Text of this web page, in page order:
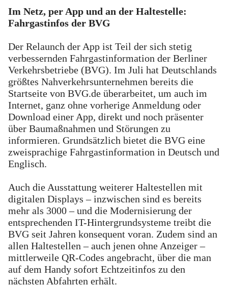
Im Netz, per App und an der Haltestelle:
Fahrgastinfos der BVG
Der Relaunch der App ist Teil der sich stetig
verbessernden Fahrgastinformation der Berliner
Verkehrsbetriebe (BVG). Im Juli hat Deutschlands
größtes Nahverkehrsunternehmen bereits die
Startseite von BVG.de überarbeitet, um auch im
Internet, ganz ohne vorherige Anmeldung oder
Download einer App, direkt und noch präsenter
über Baumaßnahmen und Störungen zu
informieren. Grundsätzlich bietet die BVG eine
zweisprachige Fahrgastinformation in Deutsch und
Englisch.
Auch die Ausstattung weiterer Haltestellen mit
digitalen Displays – inzwischen sind es bereits
mehr als 3000 – und die Modernisierung der
entsprechenden IT-Hintergrundsysteme treibt die
BVG seit Jahren konsequent voran. Zudem sind an
allen Haltestellen – auch jenen ohne Anzeiger –
mittlerweile QR-Codes angebracht, über die man
auf dem Handy sofort Echtzeitinfos zu den
nächsten Abfahrten erhält.